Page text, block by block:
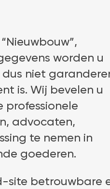
worden u
niet
is. Wij bevelen u
advocaten,
te nemen in
goederen.
site betrouwbare